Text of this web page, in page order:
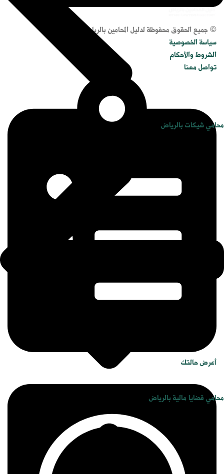
محامي شيكات بالرياض
محامي قضايا مالية بالرياض
© جميع الحقوق محفوظة لدليل المحامين بالرياض.
سياسة الخصوصية
الشروط والأحكام
تواصل معنا
أعرض حالتك